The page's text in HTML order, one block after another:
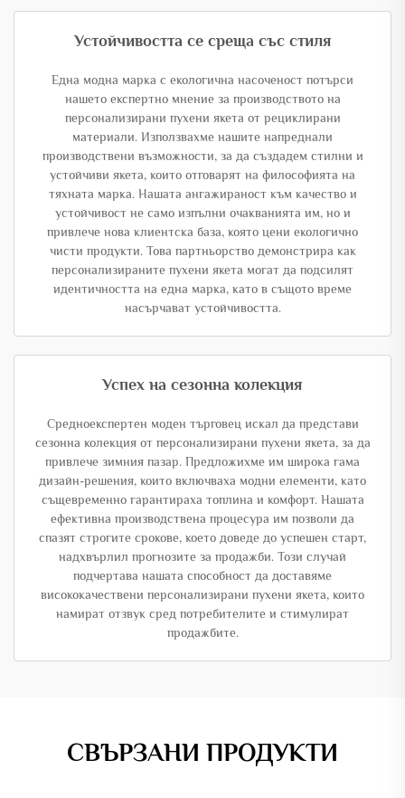
Устойчивостта се среща със стиля
Една модна марка с екологична насоченост потърси
нашето експертно мнение за производството на
персонализирани пухени якета от рециклирани
материали. Използвахме нашите напреднали
производствени възможности, за да създадем стилни и
устойчиви якета, които отговарят на философията на
тяхната марка. Нашата ангажираност към качество и
устойчивост не само изпълни очакванията им, но и
привлече нова клиентска база, която цени екологично
чисти продукти. Това партньорство демонстрира как
персонализираните пухени якета могат да подсилят
идентичността на една марка, като в същото време
насърчават устойчивостта.
Успех на сезонна колекция
Средноекспертен моден търговец искал да представи
сезонна колекция от персонализирани пухени якета, за да
привлече зимния пазар. Предложихме им широка гама
дизайн-решения, които включваха модни елементи, като
същевременно гарантираха топлина и комфорт. Нашата
ефективна производствена процесура им позволи да
спазят строгите срокове, което доведе до успешен старт,
надхвърлил прогнозите за продажби. Този случай
подчертава нашата способност да доставяме
висококачествени персонализирани пухени якета, които
намират отзвук сред потребителите и стимулират
продажбите.
СВЪРЗАНИ ПРОДУКТИ